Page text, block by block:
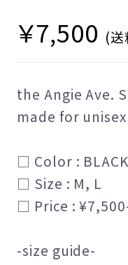
￥7,500 (送
the Angie Ave.
made for
□ Color :
□ Size : M, L
□ Price :
-size guide-